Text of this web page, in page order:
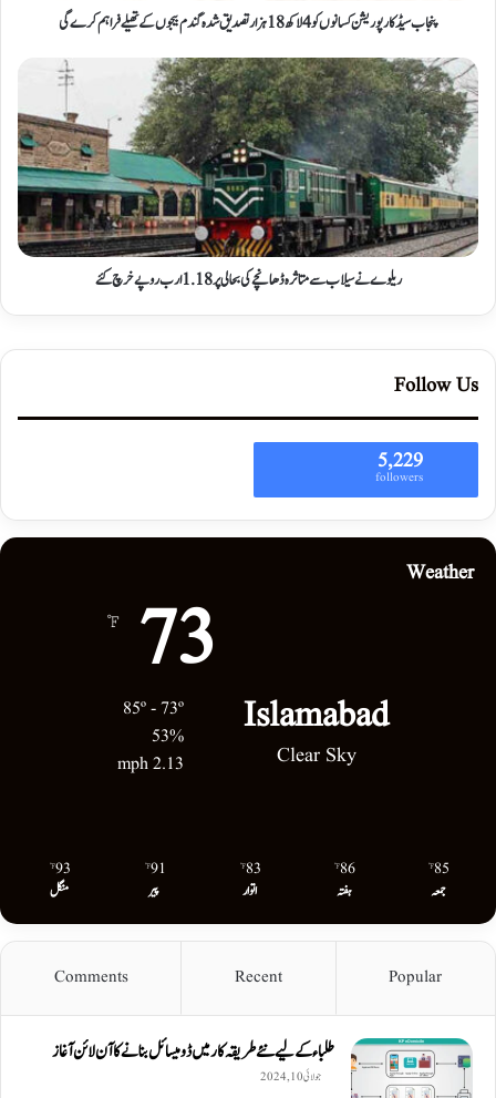
پنجاب سیڈ کارپوریشن کسانوں کو 4 لاکھ18 ہزار تصدیق شدہ گندم بیجوں کے تھیلے فراہم کرے گی
ریلوے نے سیلاب سے متاثرہ ڈھانچے کی بحالی پر 1.18 ارب روپے خرچ کئے
Follow Us
5,229
followers
Weather
Islamabad
Clear Sky
73
℉
53%
2.13 mph
85
℉
جمعہ
86
℉
ہفتہ
83
℉
اتوار
91
℉
پیر
93
℉
منگل
Popular
Recent
Comments
طلباء کے لیے نئے طریقہ کار میں ڈومیسائل بنانے کا آن لائن آغاز
جولائی 10, 2024